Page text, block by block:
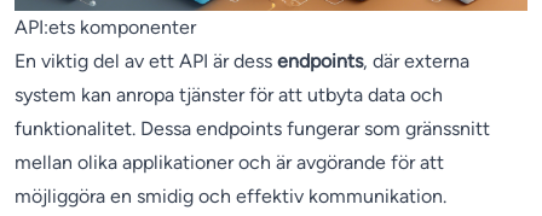
API:ets komponenter
En viktig del av ett API är dess endpoints, där externa
system kan anropa tjänster för att utbyta data och
funktionalitet. Dessa endpoints fungerar som gränssnitt
mellan olika applikationer och är avgörande för att
möjliggöra en smidig och effektiv kommunikation.